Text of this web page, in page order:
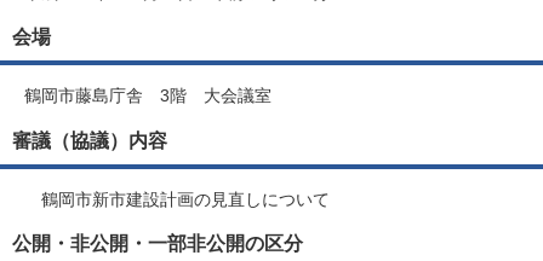
会場
鶴岡市藤島庁舎 3階 大会議室
審議（協議）内容
鶴岡市新市建設計画の見直しについて
公開・非公開・一部非公開の区分